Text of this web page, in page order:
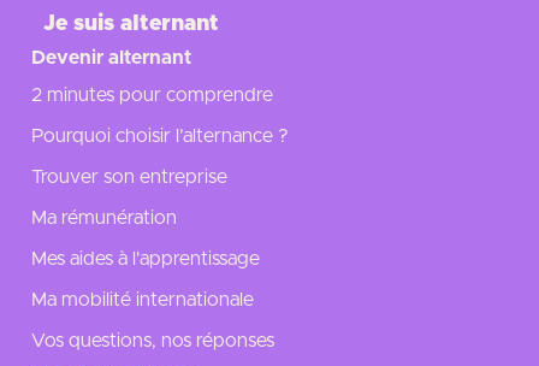
Je suis alternant
Devenir alternant
2 minutes pour comprendre
Pourquoi choisir l’alternance ?
Trouver son entreprise
Ma rémunération
Mes aides à l'apprentissage
Ma mobilité internationale
Vos questions, nos réponses